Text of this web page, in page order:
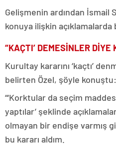
Gelişmenin ardından İsmail
konuya ilişkin açıklamalarda
“KAÇTI’ DEMESİNLER DİYE
Kurultay kararını ‘kaçtı’
belirten Özel, şöyle konuştu:
“‘Korktular da seçim
yaptılar’ şeklinde
olmayan bir endişe varmış
bu kararı aldım.